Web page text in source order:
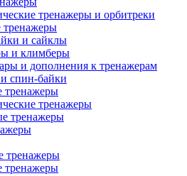
тренажеры и орбитреки
тренажеры
и сайклы
и климберы
и дополнения к тренажерам
спин-байки
тренажеры
тренажеры
тренажеры
тренажеры